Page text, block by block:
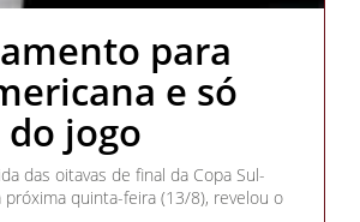
para
e só
do jogo
das oitavas de final da Copa Sul-
quinta-feira (13/8), revelou o